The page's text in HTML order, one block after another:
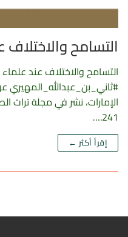
التسامح والاختلاف
التسامح والاختلاف عند
#ثاني_بن_عبدالله_المهيري
الإمارات، نشر في مجلة تراث
241.…
إقرأ أكثر ←